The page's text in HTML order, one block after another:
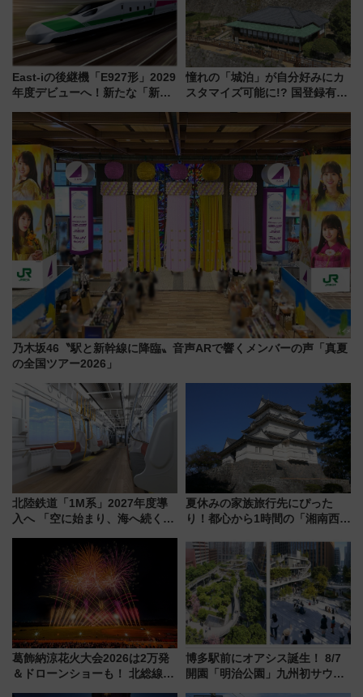
East-iの後継機「E927形」2029
年度デビューへ！新たな「新幹
説【JR東日本】
憧れの「城泊」が自分好みにカ
スタマイズ可能に!? 国登録有形
にオーダーメイド型の宿泊プラ
ンが誕生！
乃木坂46〝駅と新幹線に降臨〟音声ARで響くメンバーの声「真夏
の全国ツアー2026」
北陸鉄道「1M系」2027年度導
入へ 「空に始まり、海へ続く」
神秘的なデザイン
夏休みの家族旅行先にぴった
り！都心から1時間の「湘南西エ
島とは異なる魅力を持つ今夏の
注目スポット
葛飾納涼花火大会2026は2万発
＆ドローンショーも！ 北総線を
博多駅前にオアシス誕生！ 8/7
開園「明治公園」九州初サウナ